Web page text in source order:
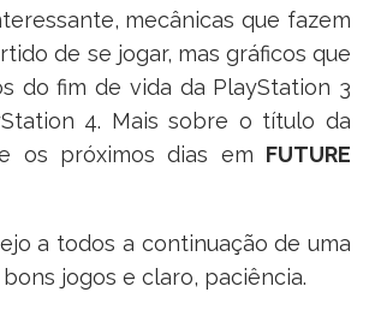
mecânicas que fazem
de se jogar, mas gráficos que
do fim de vida da PlayStation 3
4. Mais sobre o título da
os próximos dias em FUTURE
a todos a continuação de uma
jogos e claro, paciência.